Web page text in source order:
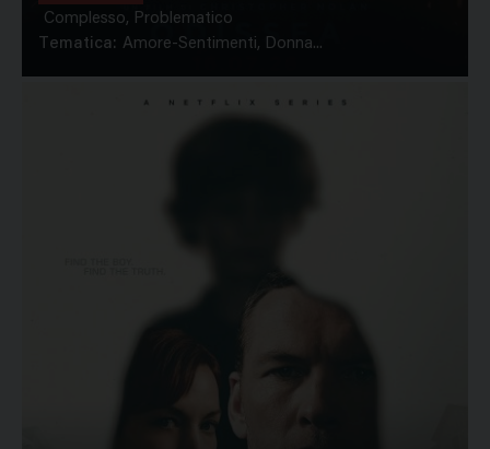
Complesso, Problematico
Tematica: Amore-Sentimenti, Donna...